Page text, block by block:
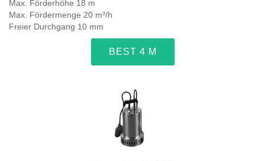
Max. Förderhöhe 18 m
Max. Fördermenge 20 m³/h
Freier Durchgang 10 mm
BEST 4 M